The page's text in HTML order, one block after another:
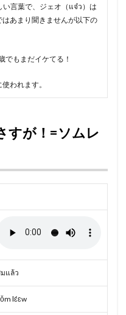
言葉で、ジェオ（แจ๋ว）は
あまり聞きませんが以下の
もまだイケてる！
われます。
すが！=ソムレ
แล้ว
lɛ́ɛw